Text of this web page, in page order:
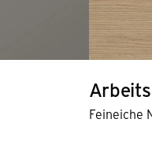
Feineiche